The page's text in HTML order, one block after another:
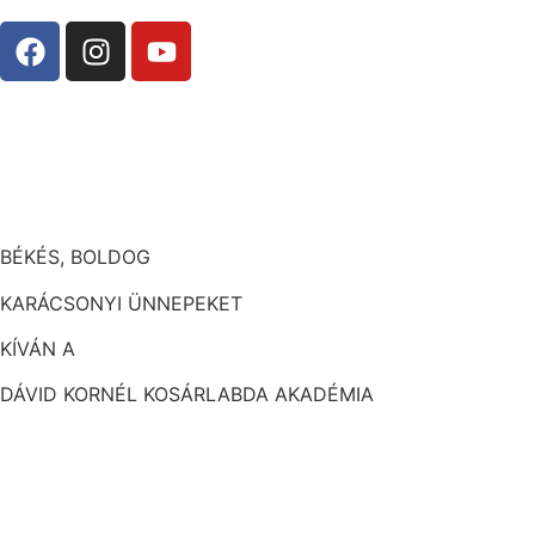
BÉKÉS, BOLDOG
KARÁCSONYI ÜNNEPEKET
KÍVÁN A
DÁVID KORNÉL KOSÁRLABDA AKADÉMIA